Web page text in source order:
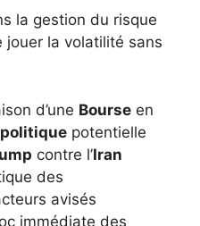
la gestion du risque
la volatilité sans
d’une Bourse en
potentielle
contre l’Iran
des
avisés
immédiate des